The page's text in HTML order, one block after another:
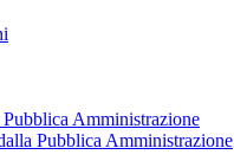
Amministrazione
Pubblica Amministrazione